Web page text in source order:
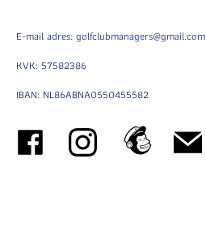
E-mail adres: golfclubmanagers@gmail.com
KVK: 57582386
IBAN: NL86ABNA0550455582